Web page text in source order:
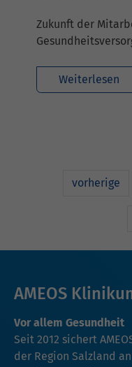
Zukunft der
Weiterlesen
vorherige
AMEOS
Vor allem Gesundheit
Seit 2012 sichert
der Region Salzland